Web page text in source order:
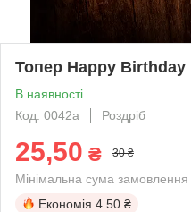
Топер Happy
В наявності
Код: 0042a
Роздріб
25,50 ₴ 30 ₴
Мінімальна сума
Економія 4.50 ₴